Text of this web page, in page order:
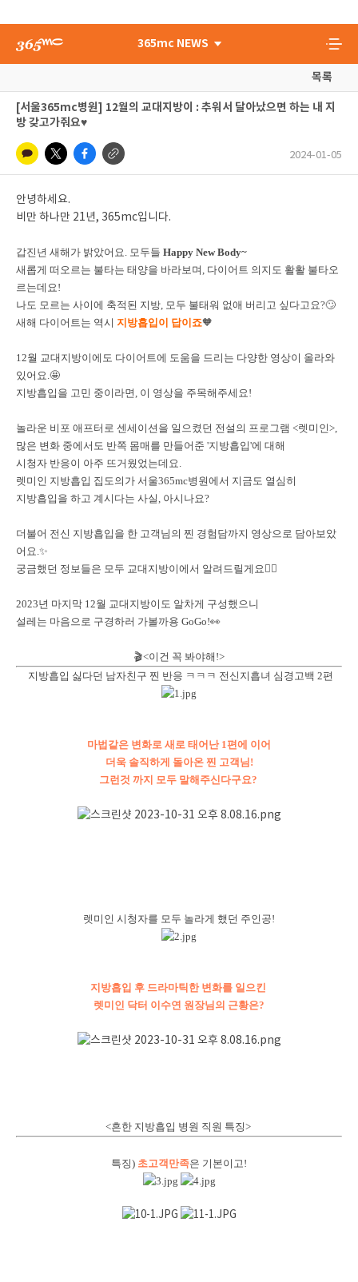
365mc NEWS
목록
[서울365mc병원] 12월의 교대지방이 : 추워서 달아났으면 하는 내 지
방 갖고가줘요♥
2024-01-05
안녕하세요.
비만 하나만 21년, 365mc입니다.
갑진년 새해가 밝았어요. 모두들 Happy New Body~
새롭게 떠오르는 불타는 태양을 바라보며, 다이어트 의지도 활활 불타오
르는데요!
나도 모르는 사이에 축적된 지방, 모두 불태워 없애 버리고 싶다고요?🙄
새해 다이어트는 역시 지방흡입이 답이죠🧡
12월 교대지방이에도 다이어트에 도움을 드리는 다양한 영상이 올라와
있어요.🤩
지방흡입을 고민 중이라면, 이 영상을 주목해주세요!
놀라운 비포 애프터로 센세이션을 일으켰던 전설의 프로그램 <렛미인>,
많은 변화 중에서도 반쪽 몸매를 만들어준 '지방흡입'에 대해
시청자 반응이 아주 뜨거웠었는데요.
렛미인 지방흡입 집도의가 서울365mc병원에서 지금도 열심히
지방흡입을 하고 계시다는 사실, 아시나요?
더불어 전신 지방흡입을 한 고객님의 찐 경험담까지 영상으로 담아보았
어요.✨
궁금했던 정보들은 모두 교대지방이에서 알려드릴게요🙋‍♀️
2023년 마지막 12월 교대지방이도 알차게 구성했으니
설레는 마음으로 구경하러 가볼까용 GoGo!👀
🎬<이건 꼭 봐야해!>
지방흡입 싫다던 남자친구 찐 반응 ㅋㅋㅋ 전신지흡녀 심경고백 2편
마법같은 변화로 새로 태어난 1편에 이어
더욱 솔직하게 돌아온 찐 고객님!
그런것 까지 모두 말해주신다구요?
렛미인 시청자를 모두 놀라게 했던 주인공!
지방흡입 후 드라마틱한 변화를 일으킨
렛미인 닥터 이수연 원장님의 근황은?
<흔한 지방흡입 병원 직원 특징>
특징) 초고객만족은 기본이고!